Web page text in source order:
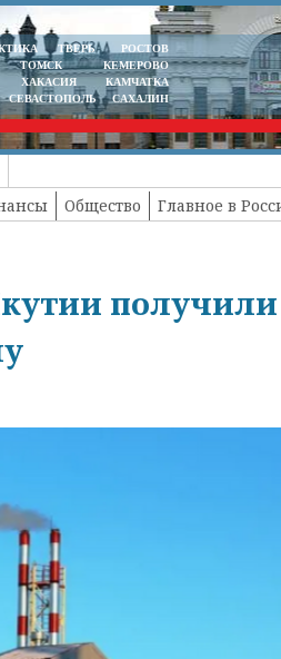
ТВЕРЬ
РОСТОВ
ТОМСК
КЕМЕРОВО
ХАКАСИЯ
КАМЧАТКА
СЕВАСТОПОЛЬ САХАЛИН
Общество Главное в
получили